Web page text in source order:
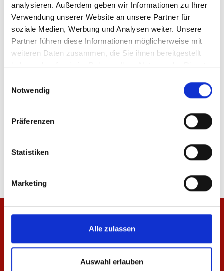
analysieren. Außerdem geben wir Informationen zu Ihrer
Verwendung unserer Website an unsere Partner für
soziale Medien, Werbung und Analysen weiter. Unsere
Partner führen diese Informationen möglicherweise mit
weiteren Daten zusammen, die Sie ihnen bereitgestellt
haben oder die sie im Rahmen Ihrer Nutzung der Dienste
Notwendig
Präferenzen
Statistiken
Marketing
Alle zulassen
Auswahl erlauben
Produktdetails
ÄHNLICHE PRODUKTE
39,95 €